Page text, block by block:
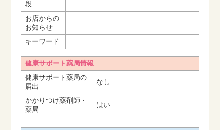
段
お店からの
お知らせ
キーワード
健康サポート薬局情報
健康サポート薬局の
届出
なし
かかりつけ薬剤師・
薬局
はい